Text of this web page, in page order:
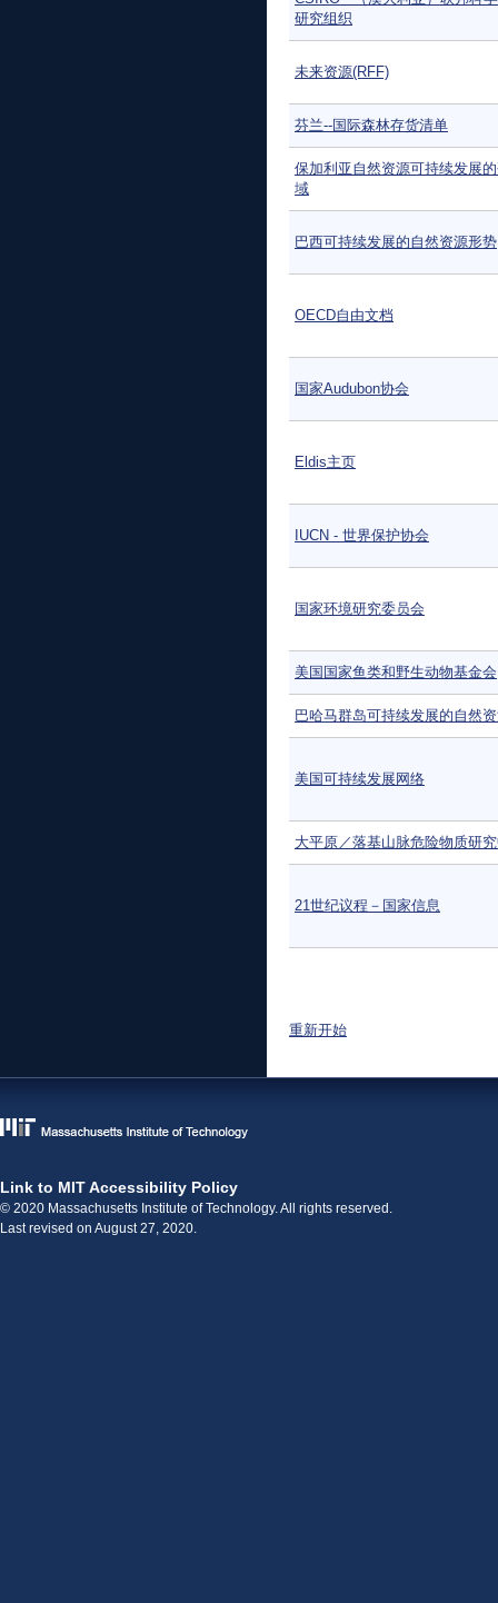
研究组织
未来资源(RFF)
芬兰--国际森林存货清单
保加利亚自然资源可持续发展
域
巴西可持续发展的自然资源形势
OECD自由文档
国家Audubon协会
Eldis主页
IUCN - 世界保护协会
国家环境研究委员会
美国国家鱼类和野生动物基金会
巴哈马群岛可持续发展的自然
美国可持续发展网络
大平原／落基山脉危险物质研
21世纪议程－国家信息
重新开始
Link to MIT Accessibility Policy
© 2020 Massachusetts Institute of Technology. All rights reserved.
Last revised on August 27, 2020.